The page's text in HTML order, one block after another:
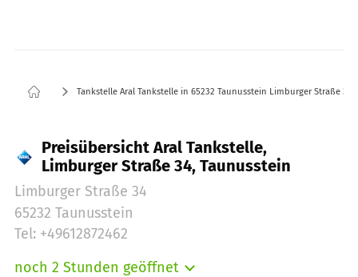
Tankstelle Aral Tankstelle in 65232 Taunusstein Limburger Straße 34
Preisübersicht Aral Tankstelle,
Limburger Straße 34, Taunusstein
Limburger Straße 34
65232 Taunusstein
Tel: +49612872462
noch 2 Stunden geöffnet